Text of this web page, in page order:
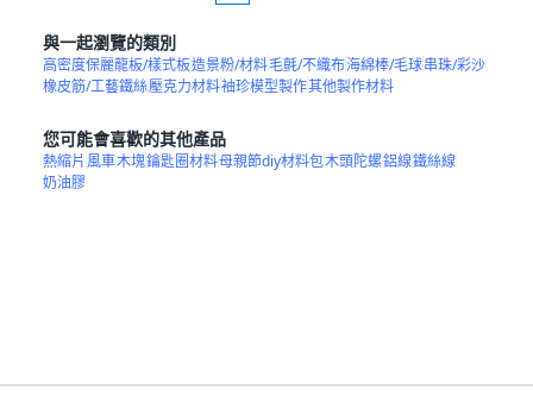
與一起瀏覽的類別
高密度保麗龍板/樣式板造景粉/材料毛氈/不織布海綿棒/毛球串珠/彩沙
橡皮筋/工藝鐵絲壓克力材料袖珍模型製作其他製作材料
您可能會喜歡的其他產品
熱縮片風車木塊鑰匙圈材料母親節diy材料包木頭陀螺鋁線鐵絲線
奶油膠